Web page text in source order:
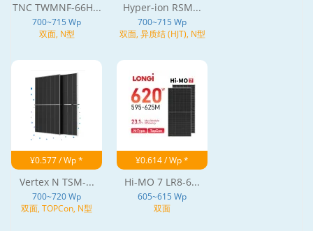
TNC TWMNF-66H...
700~715 Wp
双面, N型
Hyper-ion RSM...
700~715 Wp
双面, 异质结 (HJT), N型
¥0.577 / Wp *
Vertex N TSM-...
700~720 Wp
双面, TOPCon, N型
¥0.614 / Wp *
Hi-MO 7 LR8-6...
605~615 Wp
双面